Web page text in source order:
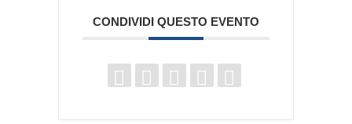
CONDIVIDI QUESTO EVENTO